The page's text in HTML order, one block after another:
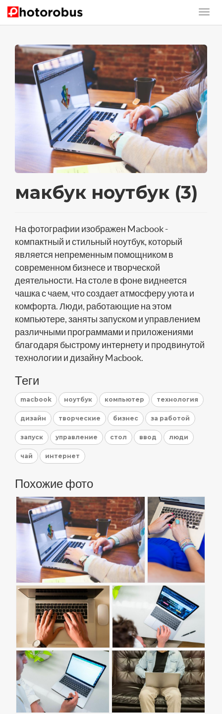
макбук ноутбук (3)
На фотографии изображен Macbook -
компактный и стильный ноутбук, который
является непременным помощником в
современном бизнесе и творческой
деятельности. На столе в фоне виднеется
чашка с чаем, что создает атмосферу уюта и
комфорта. Люди, работающие на этом
компьютере, заняты запуском и управлением
различными программами и приложениями
благодаря быстрому интернету и продвинутой
технологии и дизайну Macbook.
Теги
macbook ноутбук компьютер технология
дизайн творческие бизнес за работой
запуск управление стол ввод люди
чай интернет
Похожие фото